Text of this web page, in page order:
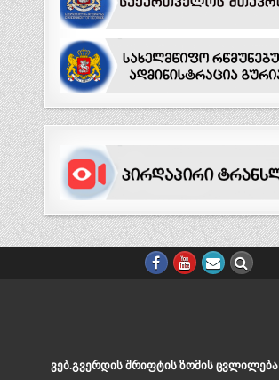
ᲕᲔᲑ.ᲒᲕᲔᲠᲓᲘᲡ ᲨᲠᲘᲤᲢᲘᲡ ᲖᲝᲛᲘᲡ ᲪᲕᲚᲘᲚᲔᲑᲐ